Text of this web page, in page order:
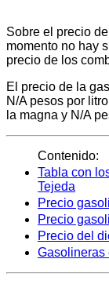
Sobre el precio
momento no hay
precio de los
El precio de la
N/A pesos por
la magna y N/A
Contenido:
Tabla con
Tejeda
Precio
Precio
Precio del
Gasolineras